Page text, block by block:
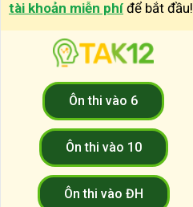
tài khoản miễn phí để bắt đầu!
Ôn thi vào 6
Ôn thi vào 10
Ôn thi vào ĐH